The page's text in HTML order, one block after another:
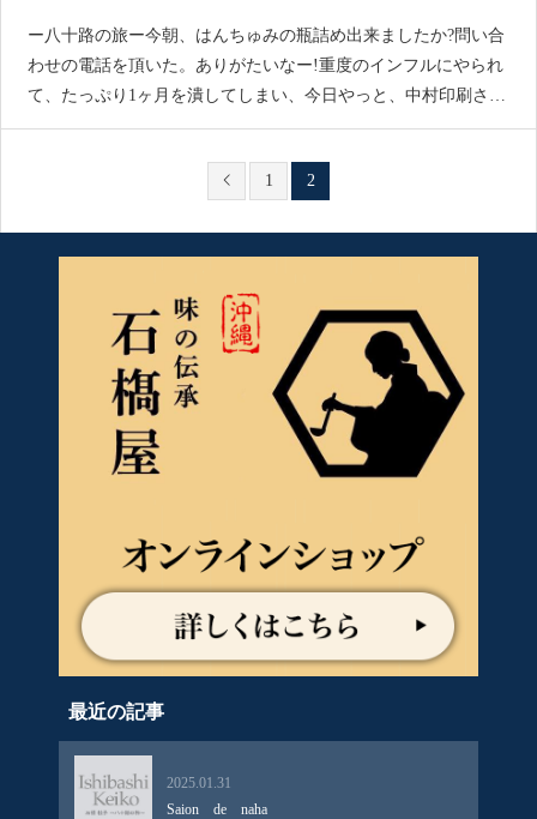
ー八十路の旅ー今朝、はんちゅみの瓶詰め出来ましたか?問い合
わせの電話を頂いた。ありがたいなー!重度のインフルにやられ
て、たっぷり1ヶ月を潰してしまい、今日やっと、中村印刷さん
と打ち合わせ、一回目。原案となる、作品をみせて貰った。少
1 2
最近の記事
2025.01.31
Saion de naha